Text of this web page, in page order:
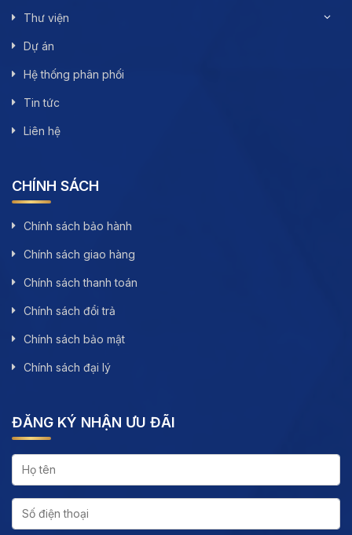
Thư viện
Dự án
Hệ thống phân phối
Tin tức
Liên hệ
CHÍNH SÁCH
Chính sách bảo hành
Chính sách giao hàng
Chính sách thanh toán
Chính sách đổi trả
Chính sách bảo mật
Chính sách đại lý
ĐĂNG KÝ NHẬN ƯU ĐÃI